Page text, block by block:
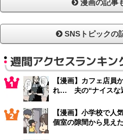
漫画の記事
SNSトピックの
週間アクセスランキン
【漫画】カフェ店員
れ… 夫の“ナイスな
【漫画】小学校で
個室の隙間から見え